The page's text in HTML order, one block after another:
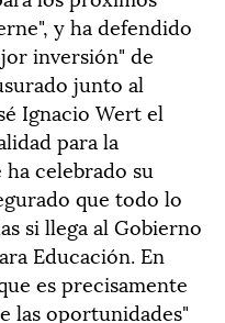
y ha defendido
inversión" de
junto al
Ignacio Wert el
para la
celebrado su
que todo lo
si llega al Gobierno
Educación. En
es precisamente
las oportunidades"